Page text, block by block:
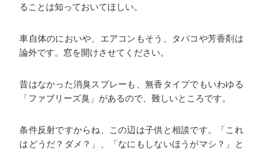
ることは知っておいてほしい。
車自体のにおいや、エアコンもそう、タバコや芳香剤は
論外です。窓を開けさせてください。
昔はなかった消臭スプレーも、無香タイプでもいわゆる
「ファブリーズ臭」があるので、難しいところです。
条件反射ですからね、この辺は子供と相談です。「これ
はどうだ？ダメ？」、「なにもしないほうがマシ？」と